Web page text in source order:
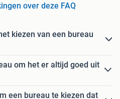
over deze FAQ
kiezen van een bureau
om het er altijd goed uit
een bureau te kiezen dat